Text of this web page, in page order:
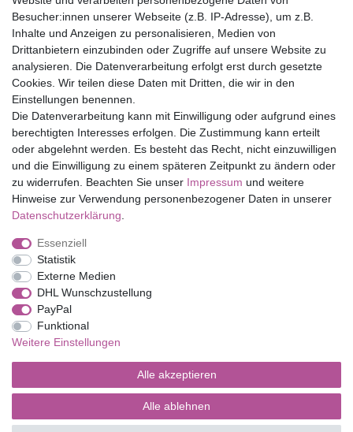
Versandfrei ab 75 € in Deutschland
Top Marken
Eduplay
Folia Bringmann
Shop
Mein Konto
Service
Versandkosten
Impressum
Barrierefreiheitserklärung
Vertrag widerrufen
Besucher:innen unserer Webseite (z.B. IP-Adresse), um z.B.
Inhalte und Anzeigen zu personalisieren, Medien von
Drittanbietern einzubinden oder Zugriffe auf unsere Website zu
analysieren. Die Datenverarbeitung erfolgt erst durch gesetzte
Cookies. Wir teilen diese Daten mit Dritten, die wir in den
Einstellungen benennen.
Die Datenverarbeitung kann mit Einwilligung oder aufgrund eines
berechtigten Interesses erfolgen. Die Zustimmung kann erteilt
oder abgelehnt werden. Es besteht das Recht, nicht einzuwilligen
und die Einwilligung zu einem späteren Zeitpunkt zu ändern oder
zu widerrufen. Beachten Sie unser Impressum und weitere
Hinweise zur Verwendung personenbezogener Daten in unserer
Daten­schutz­erklärung
Essenziell
Statistik
Externe Medien
DHL Wunschzustellung
PayPal
Funktional
Weitere Einstellungen
Alle akzeptieren
Alle ablehnen